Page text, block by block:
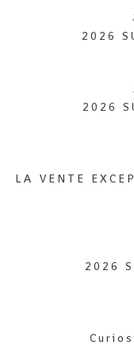
2026
2026
LA VENTE
2026